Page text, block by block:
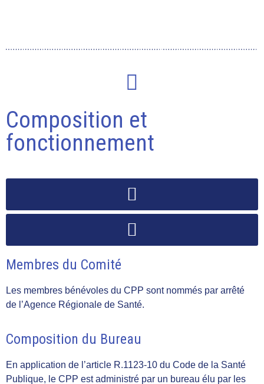
Composition et
fonctionnement
Membres du Comité
Les membres bénévoles du CPP sont nommés par arrêté
de l’Agence Régionale de Santé.
Composition du Bureau
En application de l’article R.1123-10 du Code de la Santé
Publique, le CPP est administré par un bureau élu par les